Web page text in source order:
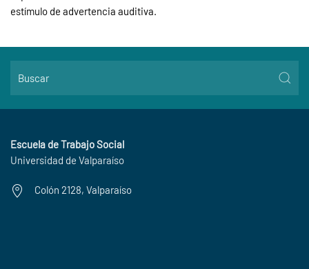
estímulo de advertencia auditiva.
Escuela de Trabajo Social
Universidad de Valparaíso
Colón 2128, Valparaíso